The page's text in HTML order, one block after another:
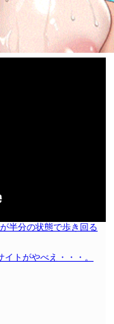
半分の状態で歩き回る
トがやべえ・・・。